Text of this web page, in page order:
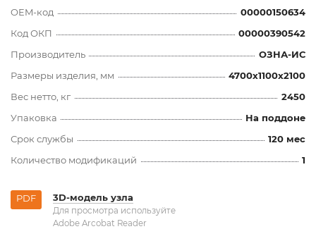
OEM-код
00000150634
Код ОКП
00000390542
Производитель
ОЗНА-ИС
Размеры изделия, мм
4700x1100x2100
Вес нетто, кг
2450
Упаковка
На поддоне
Срок службы
120 мес
Количество модификаций
1
PDF 3D-модель узла
Для просмотра используйте
Adobe Arcobat Reader